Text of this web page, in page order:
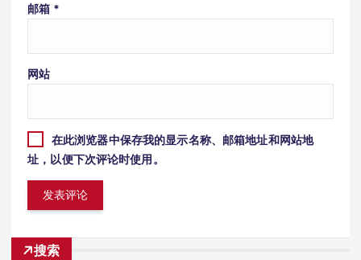
邮箱 *
网站
在此浏览器中保存我的显示名称、邮箱地址和网站地
址，以便下次评论时使用。
搜索